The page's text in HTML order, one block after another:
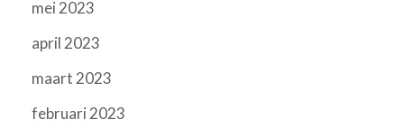
mei 2023
april 2023
maart 2023
februari 2023